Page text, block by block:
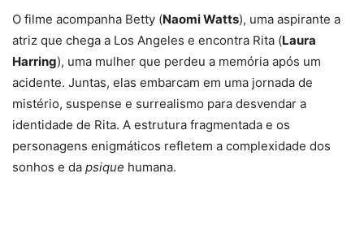
O filme acompanha Betty (Naomi Watts), uma aspirante a
atriz que chega a Los Angeles e encontra Rita (Laura
Harring), uma mulher que perdeu a memória após um
acidente. Juntas, elas embarcam em uma jornada de
mistério, suspense e surrealismo para desvendar a
identidade de Rita. A estrutura fragmentada e os
personagens enigmáticos refletem a complexidade dos
sonhos e da psique humana.